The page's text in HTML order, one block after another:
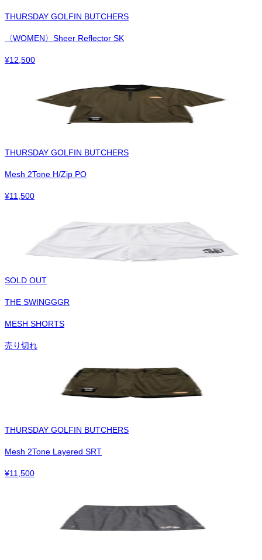
THURSDAY GOLFIN BUTCHERS
〈WOMEN〉Sheer Reflector SK
¥12,500
THURSDAY GOLFIN BUTCHERS
Mesh 2Tone H/Zip PO
¥11,500
SOLD OUT
THE SWINGGGR
MESH SHORTS
売り切れ
THURSDAY GOLFIN BUTCHERS
Mesh 2Tone Layered SRT
¥11,500